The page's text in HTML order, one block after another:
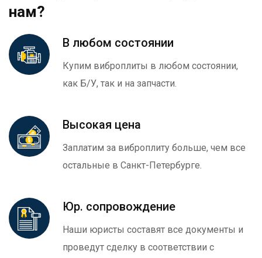
нам?
В любом состоянии
Купим виброплиты в любом состоянии,
как Б/У, так и на запчасти.
Высокая цена
Заплатим за виброплиту больше, чем все
остальные в Санкт-Петербурге.
Юр. сопровождение
Наши юристы составят все документы и
проведут сделку в соответствии с